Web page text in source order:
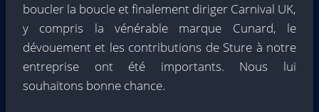
boucler la boucle et finalement diriger Carnival UK,
y compris la vénérable marque Cunard, le
dévouement et les contributions de Sture à notre
entreprise ont été importants. Nous lui
souhaitons bonne chance.